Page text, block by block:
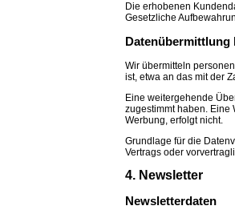
Die erhobenen
Gesetzliche
Wir übermitteln
ist, etwa an das mit der
Eine weitergehende
zugestimmt haben. Eine
Werbung, erfolgt nicht.
Grundlage für die
Vertrags oder
4. Newsletter
Newsletterdaten